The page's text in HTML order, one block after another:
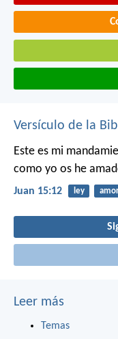
Versículo de la
Este es mi
como yo os he
Juan 15:12 ley
Leer más
Temas